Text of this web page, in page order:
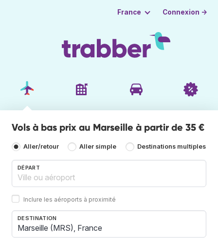
France Connexion →
Vols à bas prix au Marseille à partir de 35 €
Aller/retour Aller simple Destinations multiples
DÉPART
Inclure les aéroports à proximité
DESTINATION